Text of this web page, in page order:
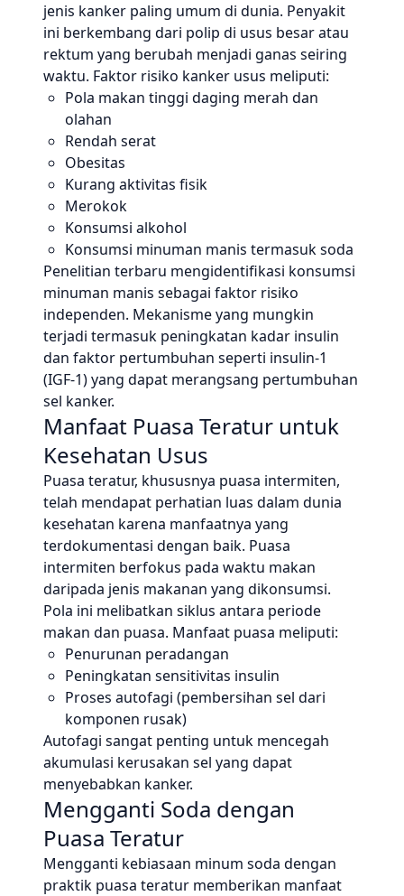
jenis kanker paling umum di dunia. Penyakit
ini berkembang dari polip di usus besar atau
rektum yang berubah menjadi ganas seiring
waktu. Faktor risiko kanker usus meliputi:
Pola makan tinggi daging merah dan
olahan
Rendah serat
Obesitas
Kurang aktivitas fisik
Merokok
Konsumsi alkohol
Konsumsi minuman manis termasuk soda
Penelitian terbaru mengidentifikasi konsumsi
minuman manis sebagai faktor risiko
independen. Mekanisme yang mungkin
terjadi termasuk peningkatan kadar insulin
dan faktor pertumbuhan seperti insulin-1
(IGF-1) yang dapat merangsang pertumbuhan
sel kanker.
Manfaat Puasa Teratur untuk
Kesehatan Usus
Puasa teratur, khususnya puasa intermiten,
telah mendapat perhatian luas dalam dunia
kesehatan karena manfaatnya yang
terdokumentasi dengan baik. Puasa
intermiten berfokus pada waktu makan
daripada jenis makanan yang dikonsumsi.
Pola ini melibatkan siklus antara periode
makan dan puasa. Manfaat puasa meliputi:
Penurunan peradangan
Peningkatan sensitivitas insulin
Proses autofagi (pembersihan sel dari
komponen rusak)
Autofagi sangat penting untuk mencegah
akumulasi kerusakan sel yang dapat
menyebabkan kanker.
Mengganti Soda dengan
Puasa Teratur
Mengganti kebiasaan minum soda dengan
praktik puasa teratur memberikan manfaat